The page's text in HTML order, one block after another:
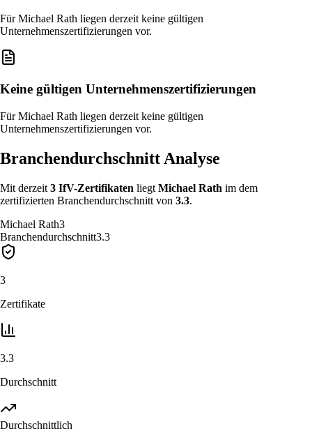
Für Michael Rath liegen derzeit keine gültigen
Unternehmenszertifizierungen vor.
Keine gültigen Unternehmenszertifizierungen
Für Michael Rath liegen derzeit keine gültigen
Unternehmenszertifizierungen vor.
Branchendurchschnitt Analyse
Mit derzeit 3 IfV-Zertifikaten liegt Michael Rath im dem
zertifizierten Branchendurchschnitt von 3.3.
Michael Rath3
Branchendurchschnitt3.3
3
Zertifikate
3.3
Durchschnitt
Durchschnittlich